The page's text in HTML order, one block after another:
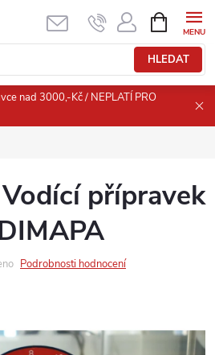
HLEDAT
NÁKUPNÍ
KOŠÍK
nad 3000,-Kč / NEPLATÍ PRO
přípravek
Podrobnosti hodnocení